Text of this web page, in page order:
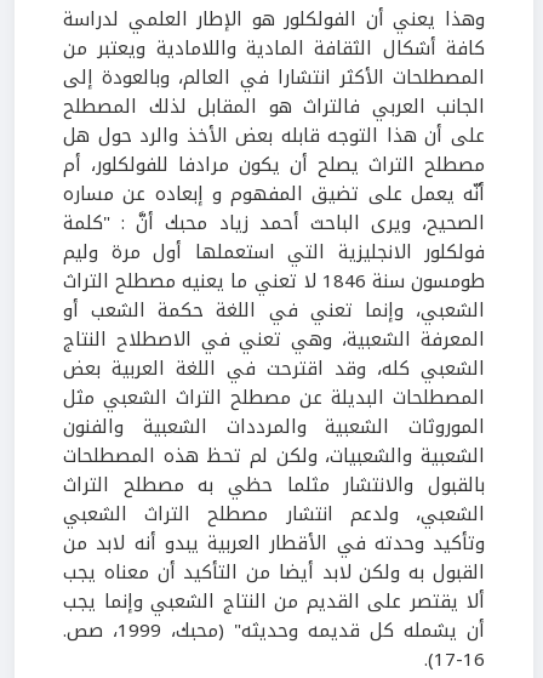
وهذا يعني أن الفولكلور هو الإطار العلمي لدراسة
كافة أشكال الثقافة المادية واللامادية ويعتبر من
المصطلحات الأكثر انتشارا في العالم، وبالعودة إلى
الجانب العربي فالتراث هو المقابل لذلك المصطلح
على أن هذا التوجه قابله بعض الأخذ والرد حول هل
مصطلح التراث يصلح أن يكون مرادفا للفولكلور، أم
أنّه يعمل على تضيق المفهوم و إبعاده عن مساره
الصحيح، ويرى الباحث أحمد زياد محبك أنَّ : "كلمة
فولكلور الانجليزية التي استعملها أول مرة وليم
طومسون سنة 1846 لا تعني ما يعنيه مصطلح التراث
الشعبي، وإنما تعني في اللغة حكمة الشعب أو
المعرفة الشعبية، وهي تعني في الاصطلاح النتاج
الشعبي كله، وقد اقترحت في اللغة العربية بعض
المصطلحات البديلة عن مصطلح التراث الشعبي مثل
الموروثات الشعبية والمرددات الشعبية والفنون
الشعبية والشعبيات، ولكن لم تحظ هذه المصطلحات
بالقبول والانتشار مثلما حظي به مصطلح التراث
الشعبي، ولدعم انتشار مصطلح التراث الشعبي
وتأكيد وحدته في الأقطار العربية يبدو أنه لابد من
القبول به ولكن لابد أيضا من التأكيد أن معناه يجب
ألا يقتصر على القديم من النتاج الشعبي وإنما يجب
أن يشمله كل قديمه وحديثه" (محبك، 1999، صص.
16-17).